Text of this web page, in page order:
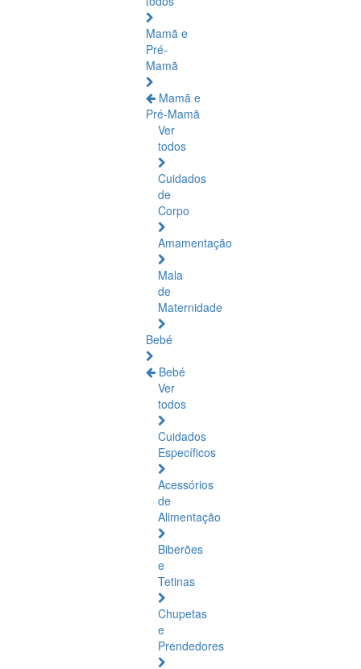
Mamã e
Pré-
Mamã
Mamã e
Pré-Mamã
Ver
todos
Cuidados
de
Corpo
Amamentação
Mala
de
Maternidade
Bebé
Bebé
Ver
todos
Cuidados
Específicos
Acessórios
de
Alimentação
Biberões
e
Tetinas
Chupetas
e
Prendedores